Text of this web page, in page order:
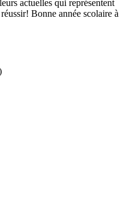
actuelles qui représentent
Bonne année scolaire à